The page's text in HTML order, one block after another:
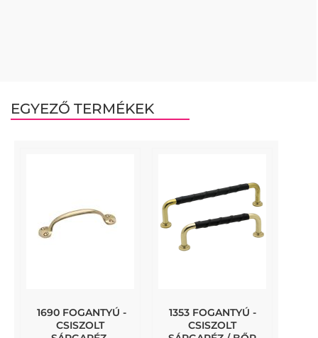
EGYEZŐ TERMÉKEK
1690 FOGANTYÚ -
CSISZOLT
1353 FOGANTYÚ -
CSISZOLT